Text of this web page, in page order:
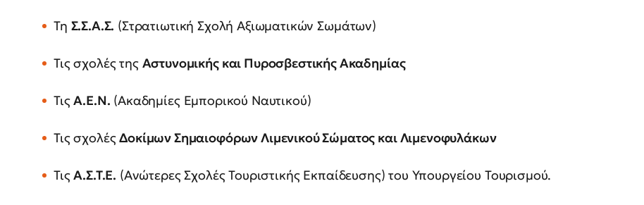
Τη Σ.Σ.Α.Σ. (Στρατιωτική Σχολή Αξιωματικών Σωμάτων)
Τις σχολές της Αστυνομικής και Πυροσβεστικής Ακαδημίας
ΤιςΑ.Ε.Ν. (Ακαδημίες Εμπορικού Ναυτικού)
Τις σχολέςΔοκίμων Σημαιοφόρων Λιμενικού Σώματος και Λιμενοφυλάκων
ΤιςΑ.Σ.Τ.Ε. (Ανώτερες Σχολές Τουριστικής Εκπαίδευσης) του Υπουργείου Τουρισμού.